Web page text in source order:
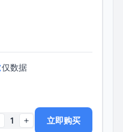
仅数据
1 + 立即购买